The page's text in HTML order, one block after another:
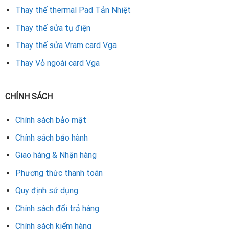
giúp card màn hình của bạn hoạt động ổn định trở lại.
Rate this product
Thay thế thermal Pad Tản Nhiệt
Thay thế sửa tụ điện
Thay thế sửa Vram card Vga
Thay Vỏ ngoài card Vga
CHÍNH SÁCH
Chính sách bảo mật
Chính sách bảo hành
Giao hàng & Nhận hàng
Phương thức thanh toán
Quy định sử dụng
Chính sách đổi trả hàng
Chính sách kiểm hàng